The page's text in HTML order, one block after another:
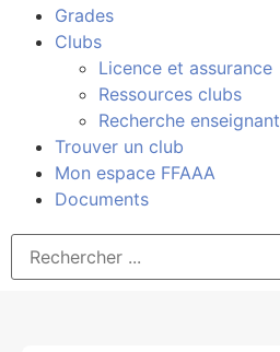
Grades
Clubs
Licence et assurance
Ressources clubs
Recherche enseignant
Trouver un club
Mon espace FFAAA
Documents